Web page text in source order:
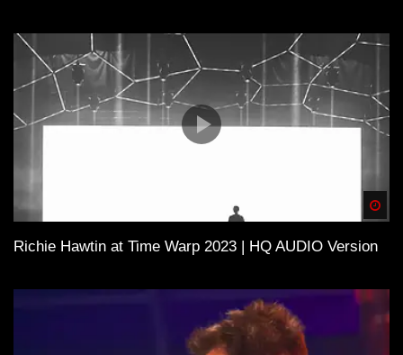
Richie Hawtin at Time Warp 2023 | HQ AUDIO Version